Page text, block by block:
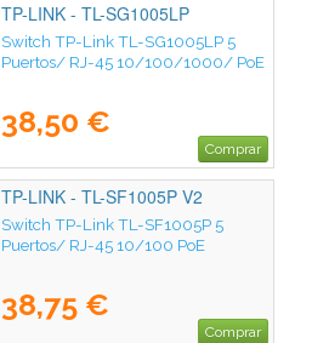
TP-LINK - TL-SG1005LP
Switch TP-Link TL-SG1005LP 5
Puertos/ RJ-45 10/100/1000/ PoE
38,50 €
Comprar
TP-LINK - TL-SF1005P V2
Switch TP-Link TL-SF1005P 5
Puertos/ RJ-45 10/100 PoE
38,75 €
Comprar